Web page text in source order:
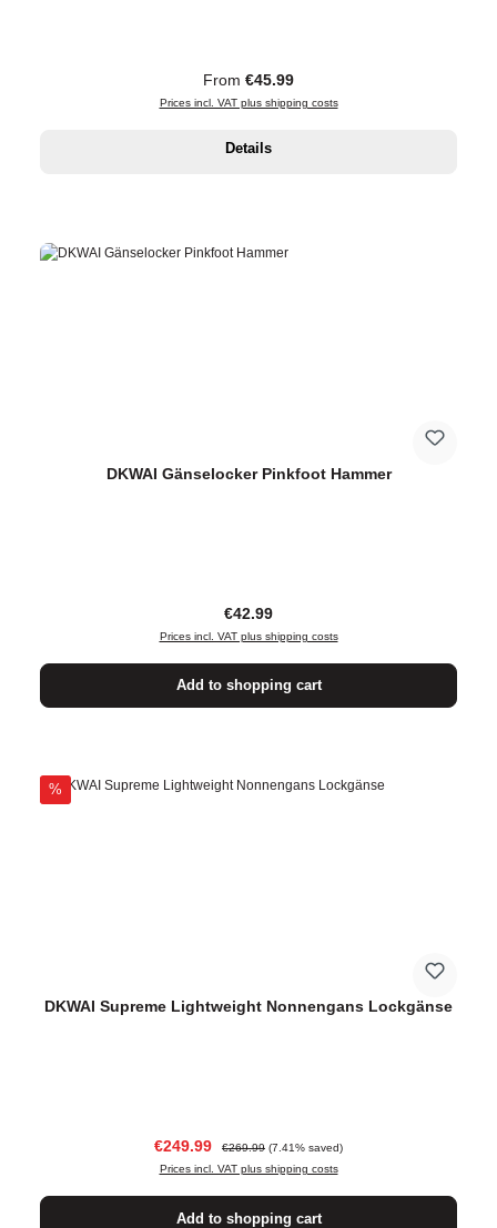
Regular price:
From €45.99
Prices incl. VAT plus shipping costs
Details
DKWAI Gänselocker Pinkfoot Hammer
Regular price:
€42.99
Prices incl. VAT plus shipping costs
Add to shopping cart
%Discount
DKWAI Supreme Lightweight Nonnengans Lockgänse
Sale price:
€249.99 Regular price:
€269.99 (7.41% saved)
Prices incl. VAT plus shipping costs
Add to shopping cart